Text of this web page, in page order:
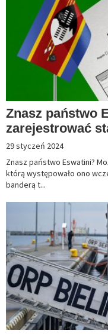
Znasz państwo
zarejestrować
29 styczeń 2024
Znasz państwo Eswatini?
którą występowało ono
banderą t...